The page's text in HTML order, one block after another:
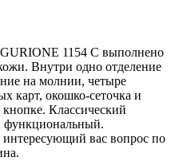
1154 C выполнено
Внутри одно отделение
на молнии, четыре
карт, окошко-сеточка и
Классический
функциональный.
вас вопрос по